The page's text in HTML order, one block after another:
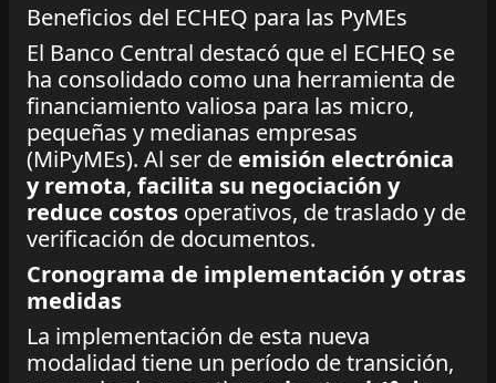
Beneficios del ECHEQ para las PyMEs
El Banco Central destacó que el ECHEQ se
ha consolidado como una herramienta de
financiamiento valiosa para las micro,
pequeñas y medianas empresas
(MiPyMEs). Al ser de emisión electrónica
y remota, facilita su negociación y
reduce costos operativos, de traslado y de
verificación de documentos.
Cronograma de implementación y otras
medidas
La implementación de esta nueva
modalidad tiene un período de transición,